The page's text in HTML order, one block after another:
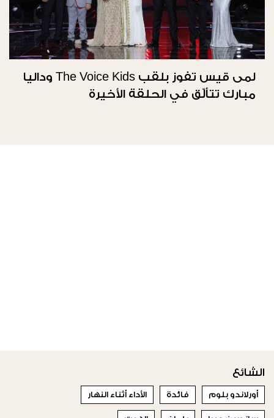
لمى قيس تفوز بلقب The Voice Kids وداليا
مبارك تتألّق في الحلقة الأخيرة
الشائع
أورلاندو بلوم فائدة الأداء أثناء النهار